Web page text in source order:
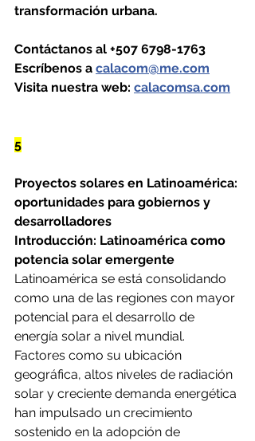
transformación urbana.
Contáctanos al +507 6798-1763
Escríbenos a calacom@me.com
Visita nuestra web: calacomsa.com
5
Proyectos solares en Latinoamérica:
oportunidades para gobiernos y
desarrolladores
Introducción: Latinoamérica como
potencia solar emergente
Latinoamérica se está consolidando
como una de las regiones con mayor
potencial para el desarrollo de
energía solar a nivel mundial.
Factores como su ubicación
geográfica, altos niveles de radiación
solar y creciente demanda energética
han impulsado un crecimiento
sostenido en la adopción de